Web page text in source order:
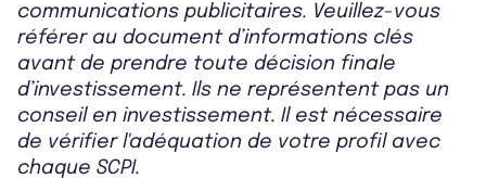
communications publicitaires. Veuillez-vous
référer au document d’informations clés
avant de prendre toute décision finale
d’investissement. Ils ne représentent pas un
conseil en investissement. Il est nécessaire
de vérifier l'adéquation de votre profil avec
chaque SCPI.